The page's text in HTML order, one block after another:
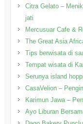
Citra Gelato –
jati
Mercusuar Cafe &
The Great Asia
Tips berwisata di
Tempat wisata di
Serunya island
CasaVelion –
Karimun Jawa –
Ayo Liburan